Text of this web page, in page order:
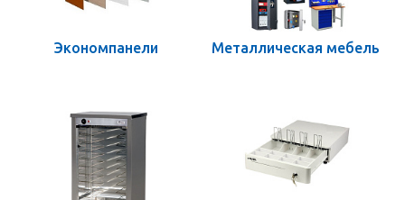
Экономпанели Металлическая мебель